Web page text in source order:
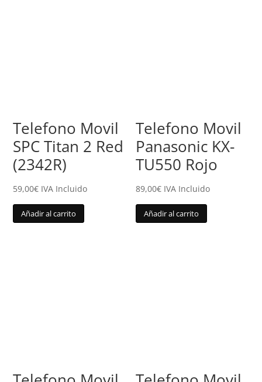
Telefono Movil
SPC Titan 2 Red
(2342R)
59,00€ IVA Incluido
Añadir al carrito
Telefono Movil
Panasonic KX-
TU550 Rojo
89,00€ IVA Incluido
Añadir al carrito